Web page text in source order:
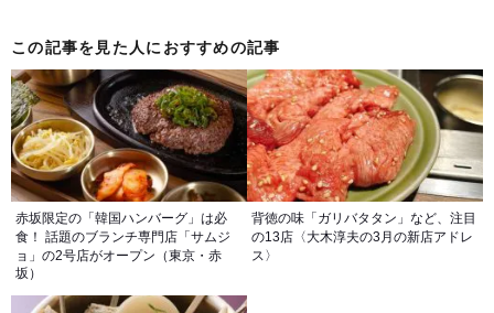
この記事を見た人におすすめの記事
赤坂限定の「韓国ハンバーグ」は必
食！ 話題のブランチ専門店「サムジ
ョ」の2号店がオープン（東京・赤
坂）
背徳の味「ガリバタタン」など、注目
の13店〈大木淳夫の3月の新店アドレ
ス〉